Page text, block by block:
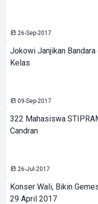
26-Sep-2017
Jokowi Janjikan
Kelas
09-Sep-2017
322 Mahasiswa
Candran
26-Jul-2017
Konser Wali, Bikin
29 April 2017